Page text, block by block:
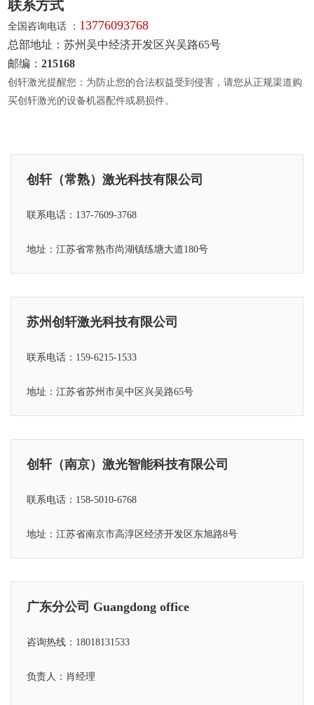
联系方式
全国咨询电话 ： 13776093768
总部地址：苏州吴中经济开发区兴吴路65号
邮编：215168
创轩激光提醒您：为防止您的合法权益受到侵害，请您从正规渠道购
买创轩激光的设备机器配件或易损件。
创轩（常熟）激光科技有限公司
联系电话：137-7609-3768
地址：江苏省常熟市尚湖镇练塘大道180号
苏州创轩激光科技有限公司
联系电话：159-6215-1533
地址：江苏省苏州市吴中区兴吴路65号
创轩（南京）激光智能科技有限公司
联系电话：158-5010-6768
地址：江苏省南京市高淳区经济开发区东旭路8号
广东分公司 Guangdong office
咨询热线：18018131533
负责人：肖经理